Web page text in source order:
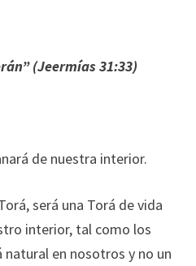
(Jeermías 31:33)
de nuestra interior.
será una Torá de vida
interior, tal como los
natural en nosotros y no un